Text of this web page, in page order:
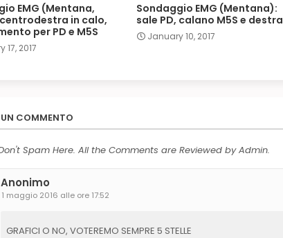
EMG (Mentana,
in calo,
per PD e M5S
17, 2017
Sondaggio EMG (Mentana):
sale PD, calano M5S e destra
January 10, 2017
COMMENTO
Spam Here. All the Comments are Reviewed by Admin.
Anonimo
1 maggio 2016 alle ore 17:52
GRAFICI O NO, VOTEREMO SEMPRE 5 STELLE